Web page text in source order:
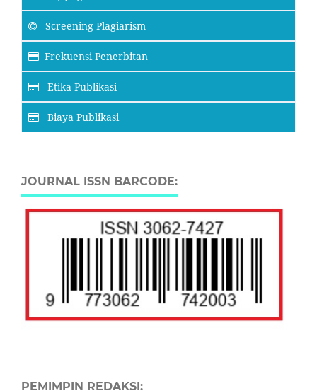
Screening Plagiarism
Frekuensi Penerbitan
Etika Publikasi
Biaya Publikasi
JOURNAL ISSN BARCODE:
PEMIMPIN REDAKSI: